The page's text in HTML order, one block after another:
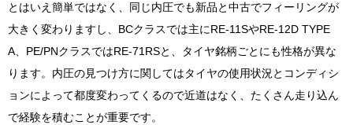
とはいえ簡単ではなく、同じ内圧でも新品と中古でフィーリングが
大きく変わりますし、BCクラスでは主にRE-11SやRE-12D TYPE
A、PE/PNクラスではRE-71RSと、タイヤ銘柄ごとにも性格が異な
ります。内圧の見つけ方に関してはタイヤの使用状況とコンディシ
ョンによって都度変わってくるので近道はなく、たくさん走り込ん
で経験を積むことが重要です。